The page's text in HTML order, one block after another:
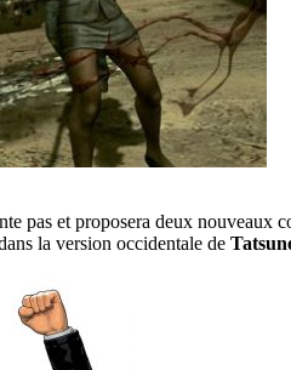
pas et proposera deux nouveaux
la version occidentale de